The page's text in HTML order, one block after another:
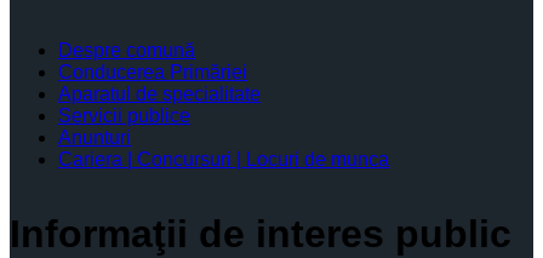
Despre comună
Conducerea Primăriei
Aparatul de specialitate
Servicii publice
Anunturi
Cariera | Concursuri | Locuri de munca
Informaţii de interes public